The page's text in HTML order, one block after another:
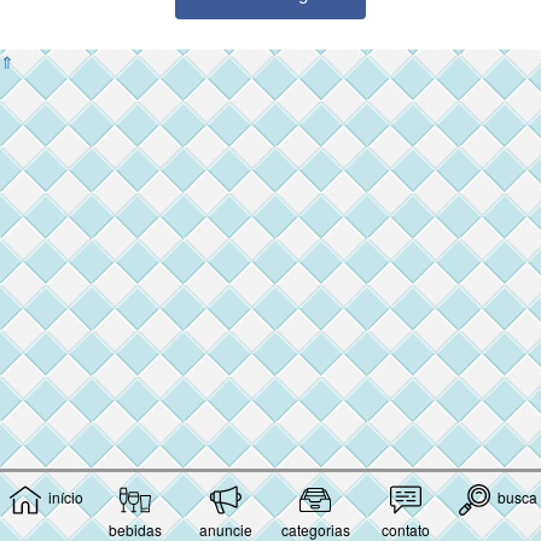
início
bebidas
anuncie categorias contato
busca
⇑